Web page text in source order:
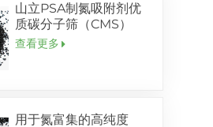
山立PSA制氮吸附剂优
质碳分子筛（CMS）
查看更多
用于氮富集的高纯度